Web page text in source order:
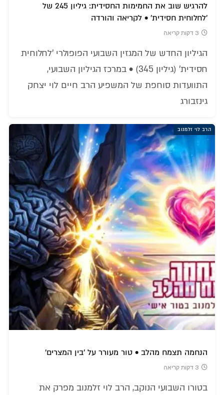
להרגיש שוב את החמימות החסידית: גיליון 245 של
'לחלוחית חסידית' • לקריאה והורדה
3 דקות קריאה
הגיליון החדש של המגזין השבועי הפופולרי 'לחלוחית
חסידית' (גיליון 345) • במרכז הגיליון השבועי,
התוועדות סוחפת של המשפיע הרב חיים לוי יצחק
גינזבורג
הרב לוי זלמנוב
הנחמה תצמח מהלב • טור מעורר על 'בין המצרים'
3 דקות קריאה
בטורו השבועי הנוקב, הרב לוי זלמנוב מפרק את